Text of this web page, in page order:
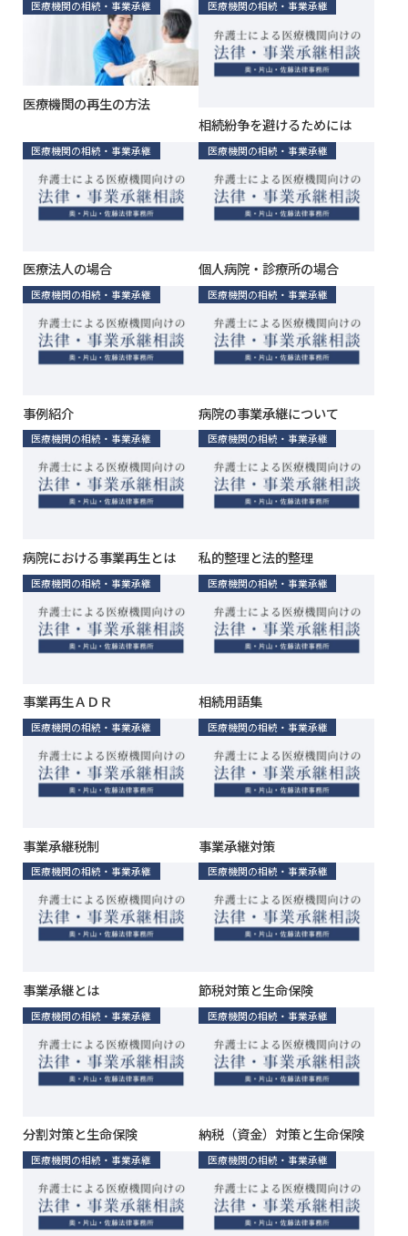
医療機関の相続・事業承継
医療機関の再生の方法
医療機関の相続・事業承継
相続紛争を避けるためには
医療機関の相続・事業承継
医療法人の場合
医療機関の相続・事業承継
個人病院・診療所の場合
医療機関の相続・事業承継
事例紹介
医療機関の相続・事業承継
病院の事業承継について
医療機関の相続・事業承継
病院における事業再生とは
医療機関の相続・事業承継
私的整理と法的整理
医療機関の相続・事業承継
事業再生ＡＤＲ
医療機関の相続・事業承継
相続用語集
医療機関の相続・事業承継
事業承継税制
医療機関の相続・事業承継
事業承継対策
医療機関の相続・事業承継
事業承継とは
医療機関の相続・事業承継
節税対策と生命保険
医療機関の相続・事業承継
分割対策と生命保険
医療機関の相続・事業承継
納税（資金）対策と生命保険
医療機関の相続・事業承継 医療機関の相続・事業承継